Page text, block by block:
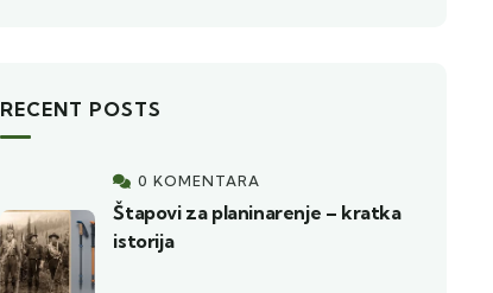
RECENT POSTS
0 KOMENTARA
Štapovi za planinarenje – kratka
istorija